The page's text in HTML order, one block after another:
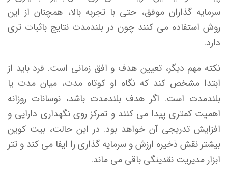
سرمایه گذاران موفق، حتی با تجربه بالا، همچنان از این
روش استفاده می کنند چون در بلندمدت نتایج باثبات تری
دارد.
نکته مهم دیگر، تعیین هدف و افق زمانی است. فرد باید از
ابتدا مشخص کند که نگاه او کوتاه مدت، میان مدت یا
بلندمدت است. اگر هدف بلندمدت باشد، نوسانات روزانه
اهمیت کمتری پیدا می کنند و تمرکز روی نگهداری دارایی و
افزایش تدریجی آن خواهد بود. در این حالت، بیت کوین
بیشتر نقش ذخیره ارزش و سرمایه گذاری را ایفا می کند و تتر
ابزار مدیریت نقدینگی باقی می ماند.